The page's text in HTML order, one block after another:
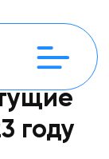
году